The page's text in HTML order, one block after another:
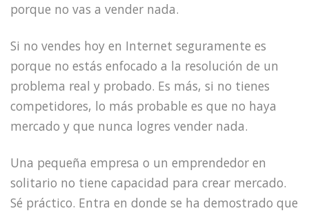
porque no vas a vender nada.
Si no vendes hoy en Internet seguramente es
porque no estás enfocado a la resolución de un
problema real y probado. Es más, si no tienes
competidores, lo más probable es que no haya
mercado y que nunca logres vender nada.
Una pequeña empresa o un emprendedor en
solitario no tiene capacidad para crear mercado.
Sé práctico. Entra en donde se ha demostrado que